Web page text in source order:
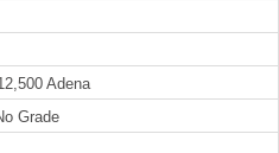
Adena
Grade